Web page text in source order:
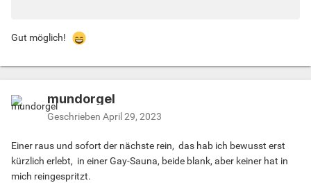
Gut möglich!
mundorgel
Geschrieben April 29, 2023
Einer raus und sofort der nächste rein, das hab ich bewusst erst
kürzlich erlebt, in einer Gay-Sauna, beide blank, aber keiner hat in
mich reingespritzt.